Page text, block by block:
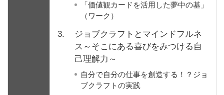
「価値観カードを活用した夢中の基」
（ワーク）
3.
ジョブクラフトとマインドフルネ
ス～そこにある喜びをみつける自
己理解力～
自分で自分の仕事を創造する！？ジョ
ブクラフトの実践